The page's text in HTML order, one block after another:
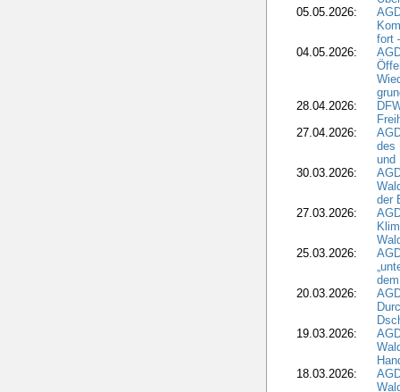
05.05.2026:
fort
04.05.2026:
28.04.2026:
27.04.2026:
des
und
30.03.2026:
der
27.03.2026:
25.03.2026:
20.03.2026:
19.03.2026:
18.03.2026: